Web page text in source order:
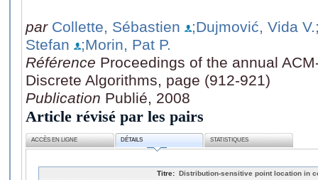
par Collette, Sébastien ;Dujmović, Vida V.
Stefan
;Morin, Pat P.
Référence Proceedings of the annual
Discrete Algorithms, page (912-921)
Publication Publié, 2008
Article révisé par les pairs
ACCÈS EN LIGNE DÉTAILS STATISTIQUES
Titre: Distribution-sensitive point location in